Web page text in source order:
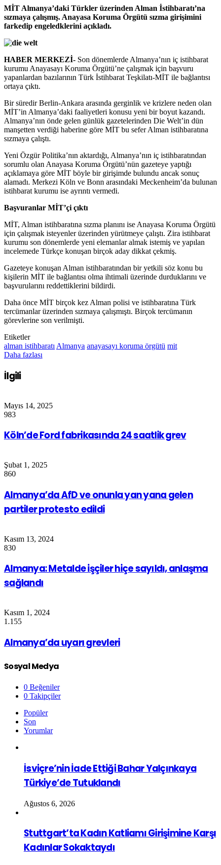
MİT Almanya’daki Türkler üzerinden Alman İstihbaratı’na
sızmaya çalışmış. Anayasa Koruma Örgütü sızma girişimini
farkedip engeledklerini açıkladı.
HABER MERKEZİ- Son dönemlerde Almanya’nın iç istihbarat
kurumu Anayasayı Koruma Örgütü’ne çalışmak için başvuru
yapanlardan bazılarının Türk İstihbarat Teşkilatı-MİT ile bağlantısı
ortaya çıktı.
Bir süredir Berlin-Ankara arasında gerginlik ve krizlere neden olan
MİT’in Almanya’daki faaliyetleri konusu yeni bir boyut kazandı.
Almanya’nın önde gelen günlük gazetelerinden Die Welt’in dün
manşetten verdiği haberine göre MİT bu sefer Alman istihbaratına
sızmaya çalıştı.
Yeni Özgür Politika’nın aktardığı, Almanya’nın iç istihbaratından
sorumlu olan Anayasa Koruma Örgütü’nün gazeteye yaptığı
açıklamaya göre MİT böyle bir girişimde bulundu ancak sonuç
alamadı. Merkezi Köln ve Bonn arasındaki Meckenheim’da bulunan
istihbarat kurumu ise ayrıntı vermedi.
Başvuranlar MİT’çi çıktı
MİT, Alman istihbaratına sızma planını ise Anayasa Koruma Örgütü
için çalışmak isteyenler üzerinden yürütmeye çalıştı. Zira istihbarat
kurumu son dönemlerde yeni elemanlar almak istemiş ve yapılan
incelemede Türkçe konuşan birçok aday dikkat çekmiş.
Gazeteye konuşan Alman istihbaratından bir yetkili söz konu bu
kişilerin MİT ile bağlantısı olma ihtimali üzerinde durduklarını ve
başvurularını reddettiklerini bildirdi.
Daha önce MİT birçok kez Alman polisi ve istihbaratına Türk
tercümanlar üzerinden sızmaya çalışmıştı. Birçok tercümanın
görevlerine son verilmişti.
Etiketler
alman istihbaratı Almanya anayasayı koruma örgütü mit
Daha fazlası
İlgili
Mayıs 14, 2025
983
Köln’de Ford fabrikasında 24 saatlik grev
Şubat 1, 2025
860
Almanya’da AfD ve onunla yan yana gelen
partiler protesto edildi
Kasım 13, 2024
830
Almanya: Metalde işçiler hiçe sayıldı, anlaşma
sağlandı
Kasım 1, 2024
1.155
Almanya’da uyarı grevleri
Sosyal Medya
0 Beğeniler
0 Takipçiler
Popüler
Son
Yorumlar
İsviçre’nin İade Ettiği Bahar Yalçınkaya
Türkiye’de Tutuklandı
Ağustos 6, 2026
Stuttgart’ta Kadın Katliamı Girişimine Karşı
Kadınlar Sokaktaydı